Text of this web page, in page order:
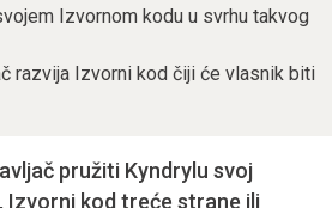
Izvornom kodu u svrhu takvog
razvija Izvorni kod čiji će vlasnik biti
pružiti Kyndrylu svoj
Izvorni kod treće strane ili